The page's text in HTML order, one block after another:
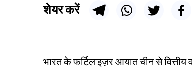
शेयर करें
भारत के फर्टिलाइज़र आयात चीन से वित्तीय